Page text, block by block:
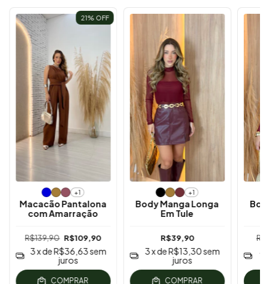
21% OFF
+1
Macacão Pantalona
com Amarração
R$139,90 R$109,90
3x deR$36,63sem
juros
COMPRAR
+1
Body Manga Longa
Em Tule
R$39,90
3x deR$13,30sem
juros
COMPRAR
3